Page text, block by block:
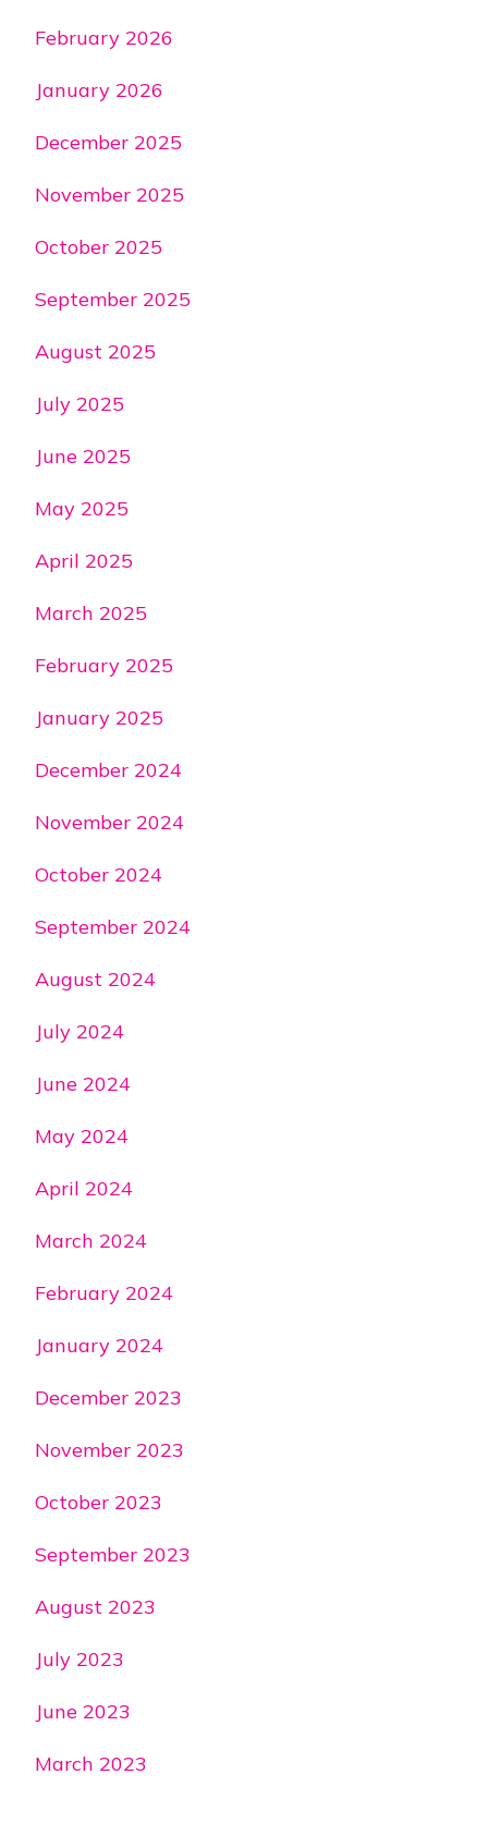
February 2026
January 2026
December 2025
November 2025
October 2025
September 2025
August 2025
July 2025
June 2025
May 2025
April 2025
March 2025
February 2025
January 2025
December 2024
November 2024
October 2024
September 2024
August 2024
July 2024
June 2024
May 2024
April 2024
March 2024
February 2024
January 2024
December 2023
November 2023
October 2023
September 2023
August 2023
July 2023
June 2023
March 2023